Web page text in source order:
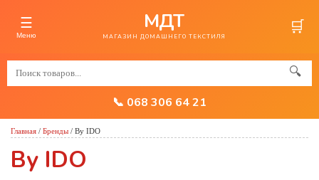
☰
Меню
МДТ
МАГАЗИН ДОМАШНЕГО ТЕКСТИЛЯ 🛒
🔍
📞 068 306 64 21
Главная / Бренды / By IDO
By IDO